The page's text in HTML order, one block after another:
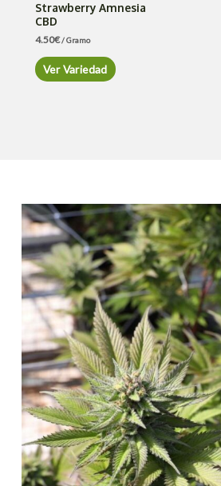
Strawberry Amnesia
CBD
4.50€/ Gramo
Ver Variedad